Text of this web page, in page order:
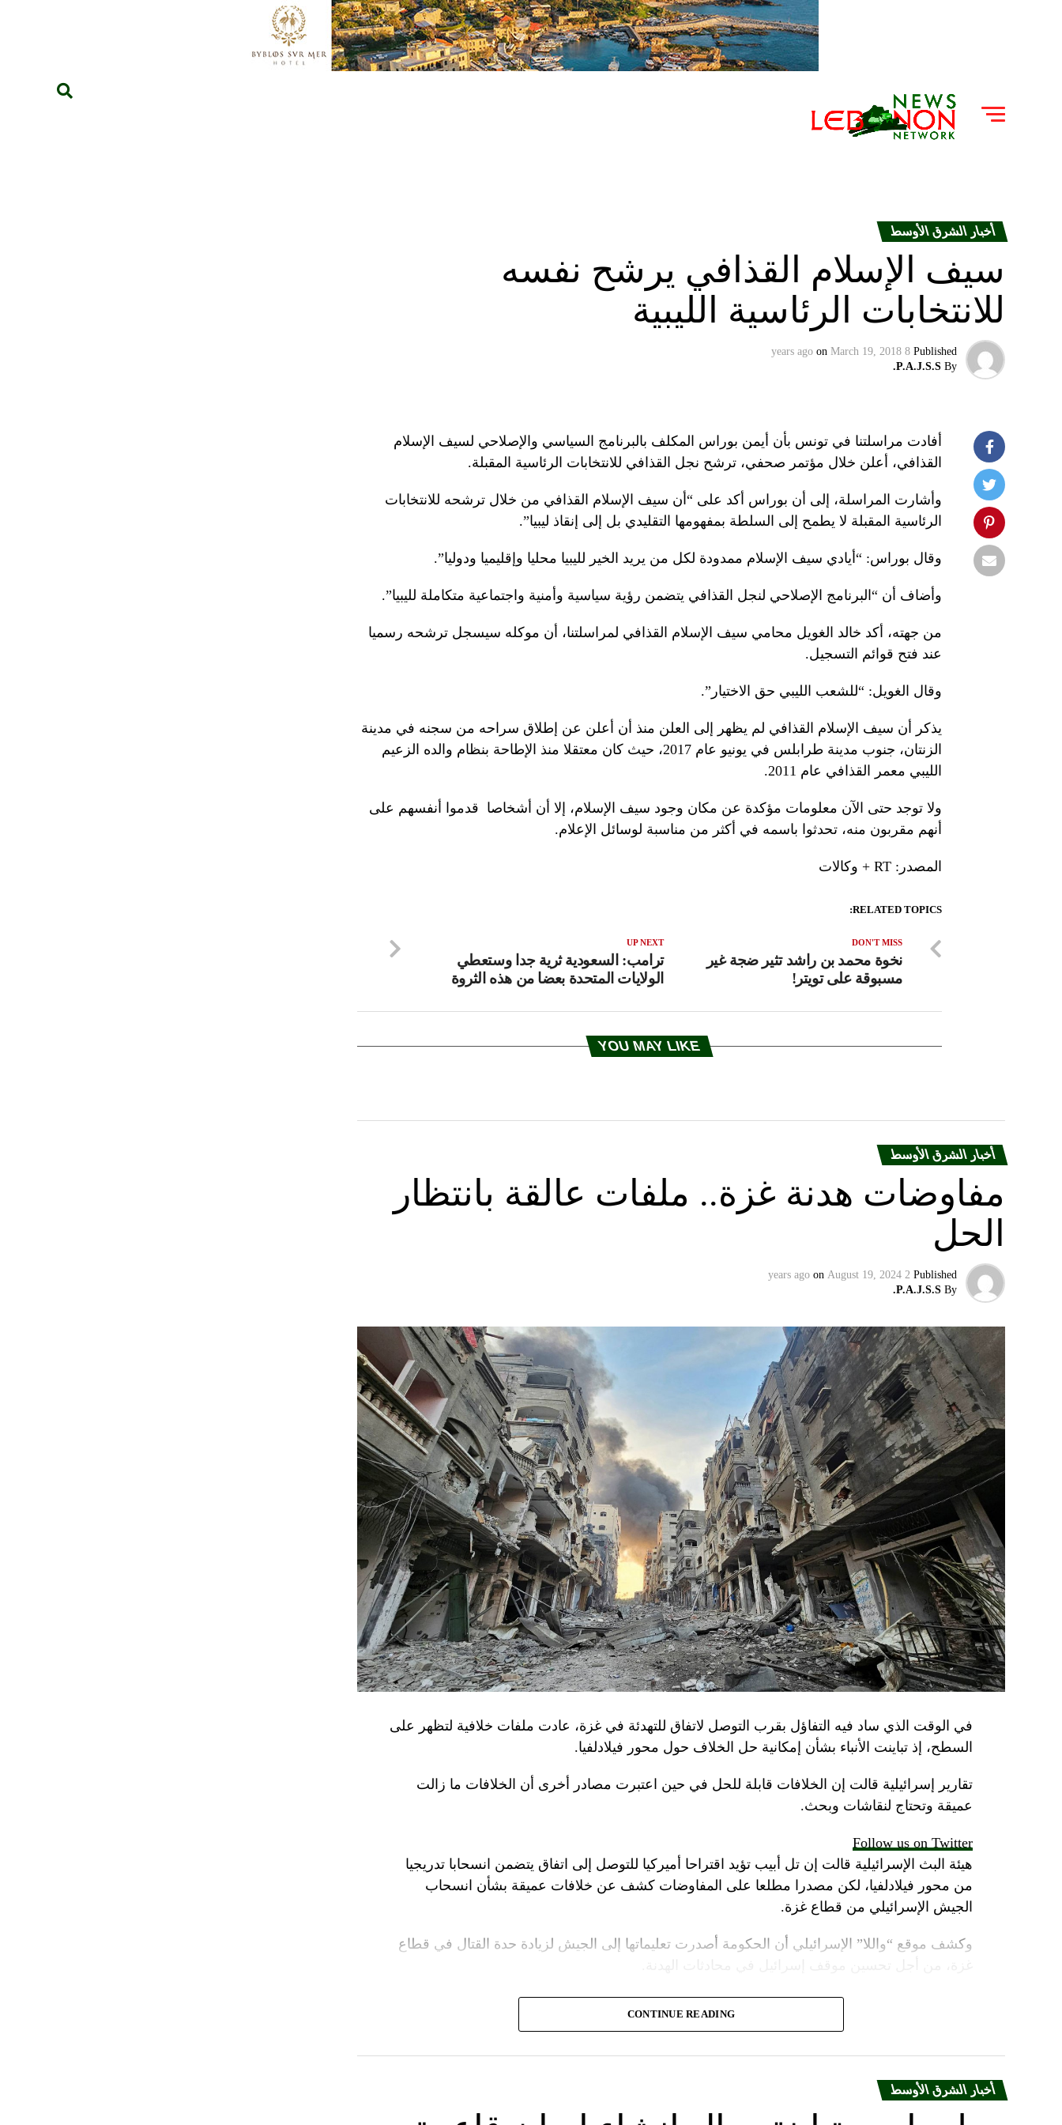
أخبار الشرق الأوسط
سيف الإسلام القذافي يرشح نفسه
للانتخابات الرئاسية الليبية
Published
8 years ago
on March 19, 2018
By
P.A.J.S.S.
أفادت مراسلتنا في تونس بأن أيمن بوراس المكلف بالبرنامج السياسي والإصلاحي لسيف الإسلام
القذافي، أعلن خلال مؤتمر صحفي، ترشح نجل القذافي للانتخابات الرئاسية المقبلة.
وأشارت المراسلة، إلى أن بوراس أكد على “أن سيف الإسلام القذافي من خلال ترشحه للانتخابات
الرئاسية المقبلة لا يطمح إلى السلطة بمفهومها التقليدي بل إلى إنقاذ ليبيا”.
وقال بوراس: “أيادي سيف الإسلام ممدودة لكل من يريد الخير لليبيا محليا وإقليميا ودوليا”.
وأضاف أن “البرنامج الإصلاحي لنجل القذافي يتضمن رؤية سياسية وأمنية واجتماعية متكاملة لليبيا”.
من جهته، أكد خالد الغويل محامي سيف الإسلام القذافي لمراسلتنا، أن موكله سيسجل ترشحه رسميا
عند فتح قوائم التسجيل.
وقال الغويل: “للشعب الليبي حق الاختيار”.
يذكر أن سيف الإسلام القذافي لم يظهر إلى العلن منذ أن أعلن عن إطلاق سراحه من سجنه في مدينة
الزنتان، جنوب مدينة طرابلس في يونيو عام 2017، حيث كان معتقلا منذ الإطاحة بنظام والده الزعيم
الليبي معمر القذافي عام 2011.
ولا توجد حتى الآن معلومات مؤكدة عن مكان وجود سيف الإسلام، إلا أن أشخاصا قدموا أنفسهم على
أنهم مقربون منه، تحدثوا باسمه في أكثر من مناسبة لوسائل الإعلام.
المصدر: RT + وكالات
RELATED TOPICS:
UP NEXT
ترامب: السعودية ثرية جدا وستعطي
الولايات المتحدة بعضا من هذه الثروة
DON'T MISS
نخوة محمد بن راشد تثير ضجة غير
مسبوقة على تويتر!
YOU MAY LIKE
أخبار الشرق الأوسط
مفاوضات هدنة غزة.. ملفات عالقة بانتظار
الحل
Published
2 years ago
on August 19, 2024
By
P.A.J.S.S.
في الوقت الذي ساد فيه التفاؤل بقرب التوصل لاتفاق للتهدئة في غزة، عادت ملفات خلافية لتظهر على
السطح، إذ تباينت الأنباء بشأن إمكانية حل الخلاف حول محور فيلادلفيا.
تقارير إسرائيلية قالت إن الخلافات قابلة للحل في حين اعتبرت مصادر أخرى أن الخلافات ما زالت
عميقة وتحتاج لنقاشات وبحث.
Follow us on Twitter
هيئة البث الإسرائيلية قالت إن تل أبيب تؤيد اقتراحا أميركيا للتوصل إلى اتفاق يتضمن انسحابا تدريجيا
من محور فيلادلفيا، لكن مصدرا مطلعا على المفاوضات كشف عن خلافات عميقة بشأن انسحاب
الجيش الإسرائيلي من قطاع غزة.
وكشف موقع “واللا” الإسرائيلي أن الحكومة أصدرت تعليماتها إلى الجيش لزيادة حدة القتال في قطاع
وأشارت مصادر الموقع الإسرائيلي إلى أن المؤسسة الأمنية تقدّر أن يمارس وزير الخارجية الأميركية،
لكن موقع “واللا” أوضح أن المؤسسة الأمنية الإسرائيلية تصر على الاحتفاظ بقدرتها على العودة إلى
القتال ضد حماس، وعدم الموافقة على وقف الحرب بشكل تام.
ووسط هذا المشهد، يأتي وصول وزير الخارجية الأميركي أنتوني بلينكن إلى إسرائيل في جولة هي
CONTINUE READING
أخبار الشرق الأوسط